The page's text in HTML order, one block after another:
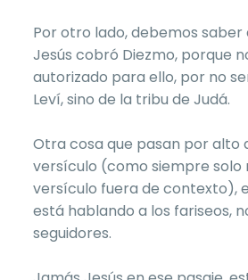
Por otro lado, debemos saber
Jesús cobró Diezmo, porque
autorizado para ello, por no
Leví, sino de la tribu de Judá.
Otra cosa que pasan por alto
versículo (como siempre solo
versículo fuera de contexto),
está hablando a los fariseos,
seguidores.